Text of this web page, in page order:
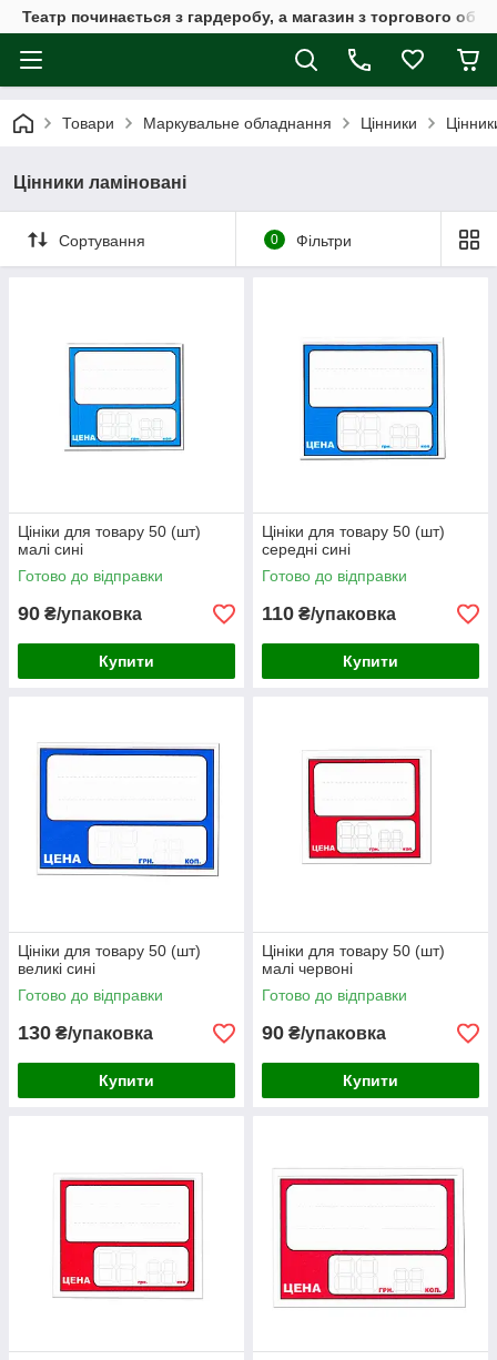
Театр починається з гардеробу, а магазин з торгового
Товари Маркувальне обладнання Цінники
Цінники ламіновані
Сортування 0 Фільтри
Цініки для товару 50 (шт)
малі сині
Готово до відправки
90 ₴/упаковка
Купити
Цініки для товару 50 (шт)
середні сині
Готово до відправки
110 ₴/упаковка
Купити
Цініки для товару 50 (шт)
великі сині
Готово до відправки
130 ₴/упаковка
Купити
Цініки для товару 50 (шт)
малі червоні
Готово до відправки
90 ₴/упаковка
Купити